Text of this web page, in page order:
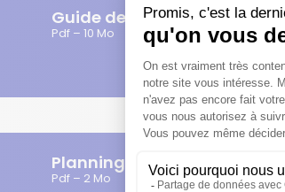
Guide des mobilités à SQY
Pdf – 10 Mo
Planning de l'agence mobile
Pdf – 2 Mo